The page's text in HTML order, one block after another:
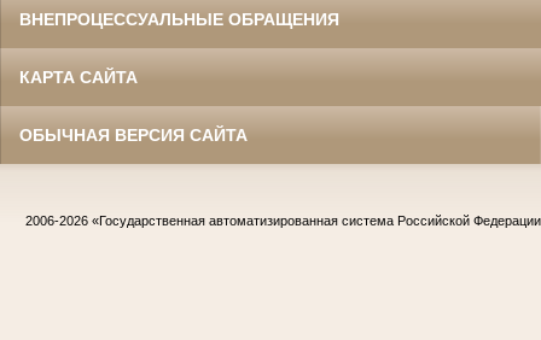
ВНЕПРОЦЕССУАЛЬНЫЕ ОБРАЩЕНИЯ
КАРТА САЙТА
ОБЫЧНАЯ ВЕРСИЯ САЙТА
2006-2026 «Государственная автоматизированная система Российской